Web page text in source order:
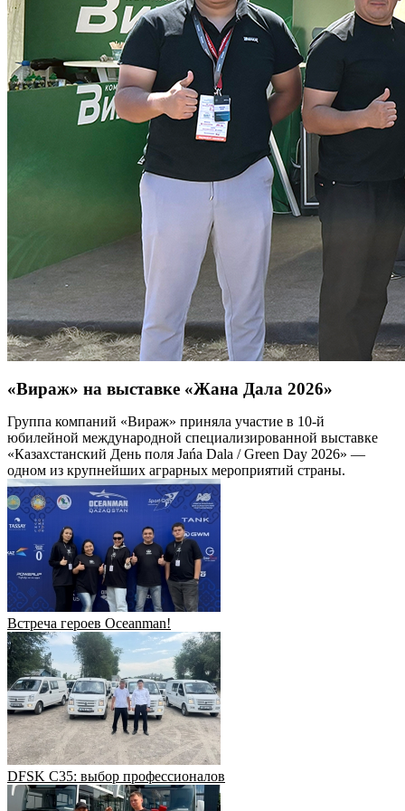
«Вираж» на выставке «Жана Дала 2026»
Группа компаний «Вираж» приняла участие в 10-й
юбилейной международной специализированной выставке
«Казахстанский День поля Jańa Dala / Green Day 2026» —
одном из крупнейших аграрных мероприятий страны.
Встреча героев Oceanman!
DFSK C35: выбор профессионалов